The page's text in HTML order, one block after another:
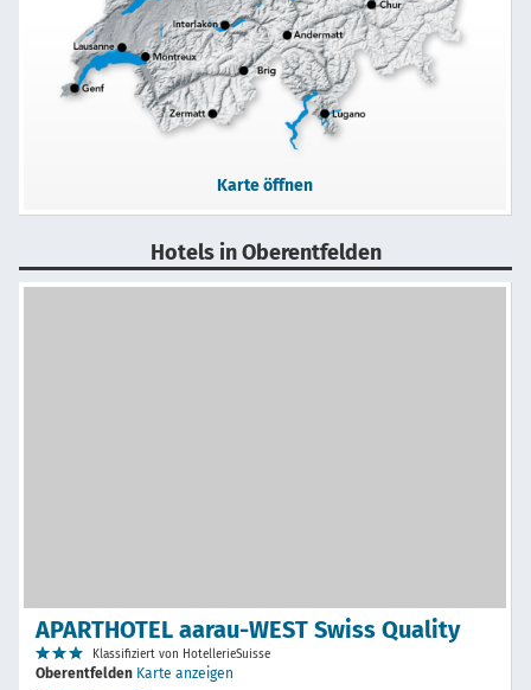
Karte öffnen
Hotels in Oberentfelden
APARTHOTEL aarau-WEST Swiss Quality
Klassifiziert von HotellerieSuisse
Oberentfelden Karte anzeigen